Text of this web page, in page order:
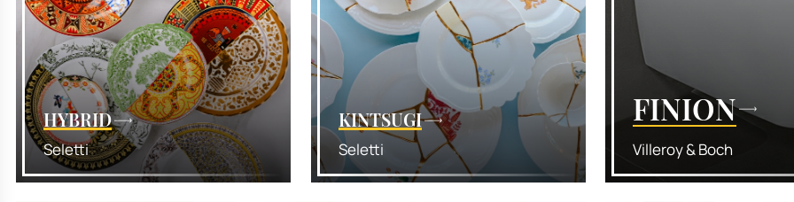
FINION
Villeroy & Boch
HYBRID
Seletti
KINTSUGI
Seletti